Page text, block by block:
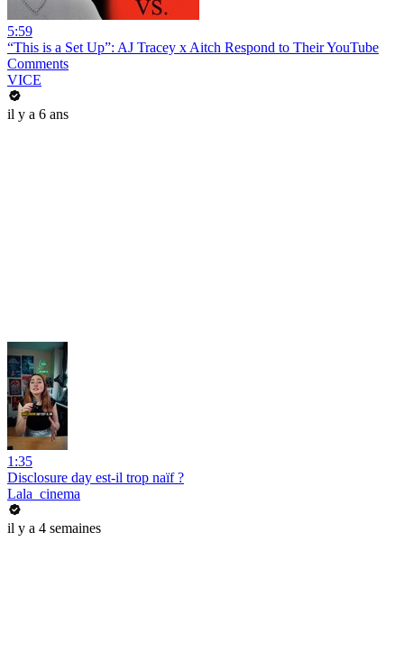
5:59
“This is a Set Up”: AJ Tracey x Aitch Respond to Their YouTube
Comments
VICE
il y a 6 ans
1:35
Disclosure day est-il trop naïf ?
Lala_cinema
il y a 4 semaines